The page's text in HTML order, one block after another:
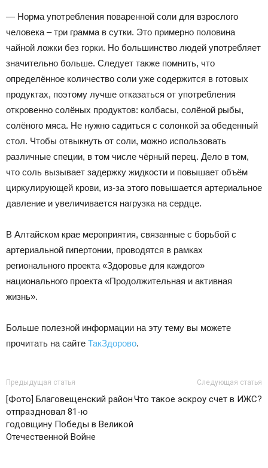
— Норма употребления поваренной соли для взрослого
человека – три грамма в сутки. Это примерно половина
чайной ложки без горки. Но большинство людей употребляет
значительно больше. Следует также помнить, что
определённое количество соли уже содержится в готовых
продуктах, поэтому лучше отказаться от употребления
откровенно солёных продуктов: колбасы, солёной рыбы,
солёного мяса. Не нужно садиться с солонкой за обеденный
стол. Чтобы отвыкнуть от соли, можно использовать
различные специи, в том числе чёрный перец. Дело в том,
что соль вызывает задержку жидкости и повышает объём
циркулирующей крови, из-за этого повышается артериальное
давление и увеличивается нагрузка на сердце.
В Алтайском крае мероприятия, связанные с борьбой с
артериальной гипертонии, проводятся в рамках
регионального проекта «Здоровье для каждого»
национального проекта «Продолжительная и активная
жизнь».
Больше полезной информации на эту тему вы можете
прочитать на сайте ТакЗдорово.
Предыдущая статья
[Фото] Благовещенский район
отпраздновал 81-ю
годовщину Победы в Великой
Отечественной Войне
Следующая статья
Что такое эскроу счет в ИЖС?